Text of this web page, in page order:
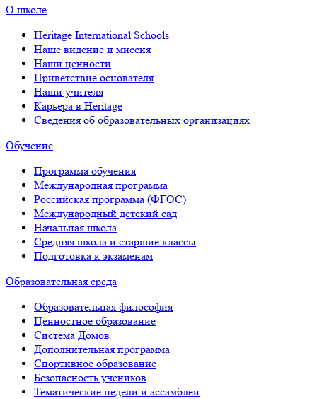
О школе
Heritage International Schools
Наше видение и миссия
Наши ценности
Приветствие основателя
Наши учителя
Карьера в Heritage
Сведения об образовательных организациях
Обучение
Программа обучения
Международная программа
Российская программа (ФГОС)
Международный детский сад
Начальная школа
Средняя школа и старшие классы
Подготовка к экзаменам
Образовательная среда
Образовательная философия
Ценностное образование
Система Домов
Дополнительная программа
Спортивное образование
Безопасность учеников
Тематические недели и ассамблеи